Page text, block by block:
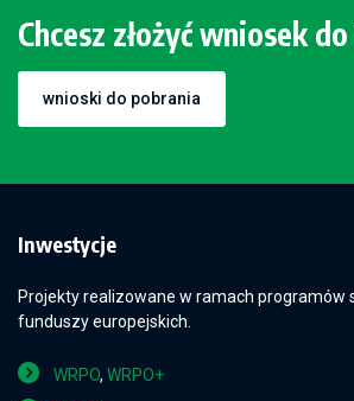
Chcesz złożyć wniosek
wnioski do pobrania
Inwestycje
Projekty realizowane w ramach programów
funduszy europejskich.
WRPO, WRPO+